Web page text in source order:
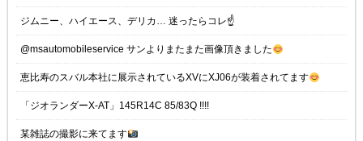
ジムニー、ハイエース、デリカ… 迷ったらコレ☝️
@msautomobileservice サンよりまたまた画像頂きました
恵比寿のスバル本社に展示されているXVにXJ06が装着されてます
「ジオランダーX-AT」145R14C 85/83Q !!!!
某雑誌の撮影に来てます